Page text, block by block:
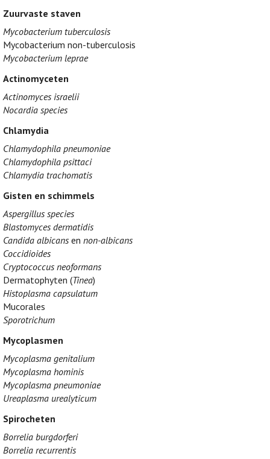
Zuurvaste staven
Mycobacterium tuberculosis
Mycobacterium non-tuberculosis
Mycobacterium leprae
Actinomyceten
Actinomyces israelii
Nocardia species
Chlamydia
Chlamydophila pneumoniae
Chlamydophila psittaci
Chlamydia trachomatis
Gisten en schimmels
Aspergillus species
Blastomyces dermatidis
Candida albicans en non-albicans
Coccidioides
Cryptococcus neoformans
Dermatophyten (Tinea)
Histoplasma capsulatum
Mucorales
Sporotrichum
Mycoplasmen
Mycoplasma genitalium
Mycoplasma hominis
Mycoplasma pneumoniae
Ureaplasma urealyticum
Spirocheten
Borrelia burgdorferi
Borrelia recurrentis